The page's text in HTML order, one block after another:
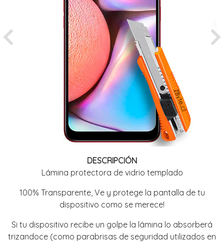
Previous
DESCRIPCIÓN
Lámina protectora de vidrio templado
100% Transparente, Ve y protege la pantalla de tu
dispositivo como se merece!
Si tu dispositivo recibe un golpe la lámina lo absorberá
trizandoce (como parabrisas de seguridad utilizados en